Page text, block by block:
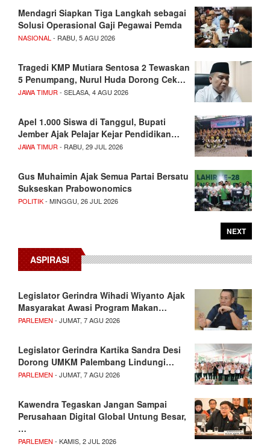
Mendagri Siapkan Tiga Langkah sebagai
Solusi Operasional Gaji Pegawai Pemda
NASIONAL - RABU, 5 AGU 2026
Tragedi KMP Mutiara Sentosa 2 Tewaskan
5 Penumpang, Nurul Huda Dorong Cek…
JAWA TIMUR - SELASA, 4 AGU 2026
Apel 1.000 Siswa di Tanggul, Bupati
Jember Ajak Pelajar Kejar Pendidikan…
JAWA TIMUR - RABU, 29 JUL 2026
Gus Muhaimin Ajak Semua Partai Bersatu
Sukseskan Prabowonomics
POLITIK- MINGGU, 26 JUL 2026
NEXT
ASPIRASI
Legislator Gerindra Wihadi Wiyanto Ajak
Masyarakat Awasi Program Makan…
PARLEMEN - JUMAT, 7 AGU 2026
Legislator Gerindra Kartika Sandra Desi
Dorong UMKM Palembang Lindungi…
PARLEMEN - JUMAT, 7 AGU 2026
Kawendra Tegaskan Jangan Sampai
Perusahaan Digital Global Untung Besar,
…
PARLEMEN - KAMIS, 2 JUL 2026